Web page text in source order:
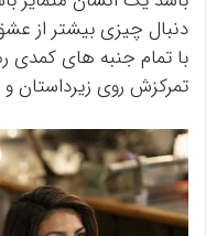
با تمام جنبه های کمدی
تمرکزش روی زیرداستان